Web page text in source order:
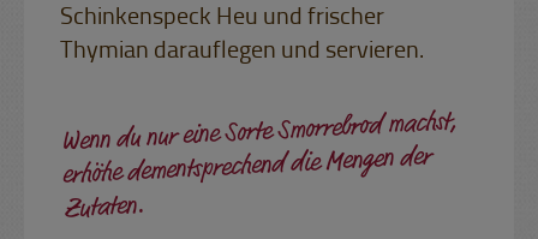
Schinkenspeck Heu und frischer
Thymian darauflegen und servieren.
Wenn du nur eine Sorte Smorrebrod machst,
erhöhe dementsprechend die Mengen der
Zutaten.